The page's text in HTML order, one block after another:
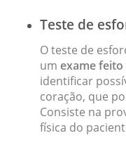
Teste de
O teste de
um exame feito
identificar
coração, que
Consiste na
física do